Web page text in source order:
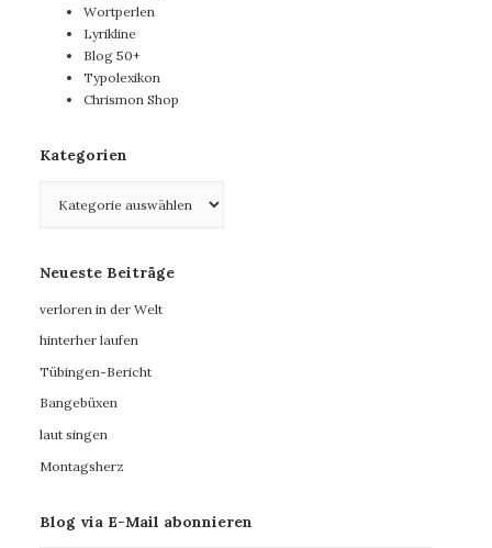
Wortperlen
Lyrikline
Blog 50+
Typolexikon
Chrismon Shop
Kategorien
Neueste Beiträge
verloren in der Welt
hinterher laufen
Tübingen-Bericht
Bangebüxen
laut singen
Montagsherz
Blog via E-Mail abonnieren